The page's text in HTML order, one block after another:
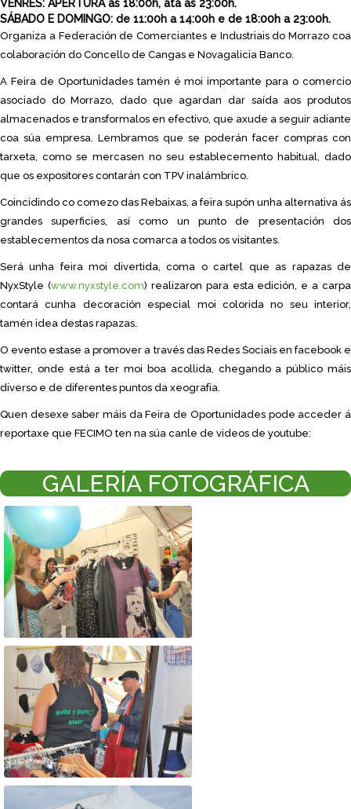
VENRES: APERTURA ás 18:00h, ata as 23:00h.
SÁBADO E DOMINGO: de 11:00h a 14:00h e de 18:00h a 23:00h.
Organiza a Federación de Comerciantes e Industriais do Morrazo coa
colaboración do Concello de Cangas e Novagalicia Banco.
A Feira de Oportunidades tamén é moi importante para o comercio
asociado do Morrazo, dado que agardan dar saída aos produtos
almacenados e transformalos en efectivo, que axude a seguir adiante
coa súa empresa. Lembramos que se poderán facer compras con
tarxeta, como se mercasen no seu establecemento habitual, dado
que os expositores contarán con TPV inalámbrico.
Coincidindo co comezo das Rebaixas, a feira supón unha alternativa ás
grandes superficies, así como un punto de presentación dos
establecementos da nosa comarca a todos os visitantes.
Será unha feira moi divertida, coma o cartel que as rapazas de
NyxStyle (www.nyxstyle.com) realizaron para esta edición, e a carpa
contará cunha decoración especial moi colorida no seu interior,
tamén idea destas rapazas.
O evento estase a promover a través das Redes Sociais en facebook e
twitter, onde está a ter moi boa acollida, chegando a público máis
diverso e de diferentes puntos da xeografía.
Quen desexe saber máis da Feira de Oportunidades pode acceder á
reportaxe que FECIMO ten na súa canle de videos de youtube:
GALERÍA FOTOGRÁFICA